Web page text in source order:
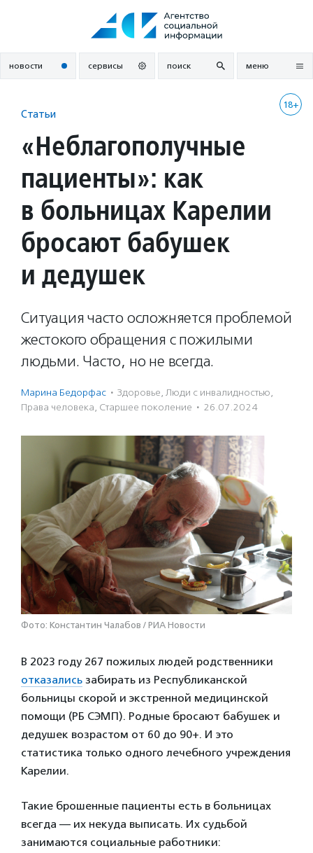
новости сервисы поиск меню
18+
Статьи
«Неблагополучные
пациенты»: как
в больницах Карелии
бросают бабушек
и дедушек
Ситуация часто осложняется проблемой
жестокого обращения с пожилыми
людьми. Часто, но не всегда.
Марина Бедорфас · Здоровье, Люди с инвалидностью,
Права человека, Старшее поколение · 26.07.2024
Фото: Константин Чалабов / РИА Новости
В 2023 году 267 пожилых людей родственники
отказались забирать из Республиканской
больницы скорой и экстренной медицинской
помощи (РБ СЭМП). Родные бросают бабушек и
дедушек возрастом от 60 до 90+. И это
статистика только одного лечебного учреждения
Карелии.
Такие брошенные пациенты есть в больницах
всегда — их некуда выписать. Их судьбой
занимаются социальные работники: